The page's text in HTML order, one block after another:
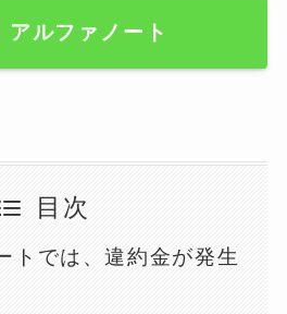
アルファノート
目次
トでは、違約金が発生